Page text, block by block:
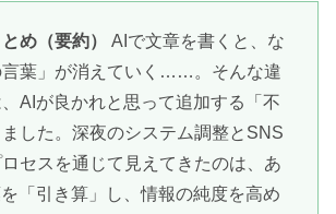
め（要約）
AIで文章を書くと、な
言葉」が消えていく……。そんな違
AIが良かれと思って追加する「不
した。深夜のシステム調整とSNS
セスを通じて見えてきたのは、あ
「引き算」し、情報の純度を高め